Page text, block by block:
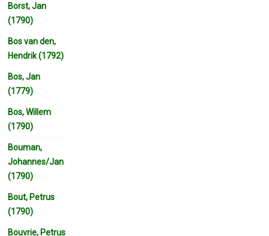
Borst, Jan
(1790)
Bos van den,
Hendrik (1792)
Bos, Jan
(1779)
Bos, Willem
(1790)
Bouman,
Johannes/Jan
(1790)
Bout, Petrus
(1790)
Bouvrie, Petrus